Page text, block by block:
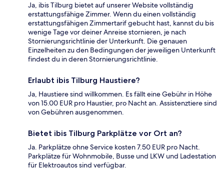
Ja, ibis Tilburg bietet auf unserer Website vollständig
erstattungsfähige Zimmer. Wenn du einen vollständig
erstattungsfähigen Zimmertarif gebucht hast, kannst du bis
wenige Tage vor deiner Anreise stornieren, je nach
Stornierungsrichtlinie der Unterkunft. Die genauen
Einzelheiten zu den Bedingungen der jeweiligen Unterkunft
findest du in deren Stornierungsrichtlinie.
Erlaubt ibis Tilburg Haustiere?
Ja, Haustiere sind willkommen. Es fällt eine Gebühr in Höhe
von 15.00 EUR pro Haustier, pro Nacht an. Assistenztiere sind
von Gebühren ausgenommen.
Bietet ibis Tilburg Parkplätze vor Ort an?
Ja. Parkplätze ohne Service kosten 7.50 EUR pro Nacht.
Parkplätze für Wohnmobile, Busse und LKW und Ladestation
für Elektroautos sind verfügbar.